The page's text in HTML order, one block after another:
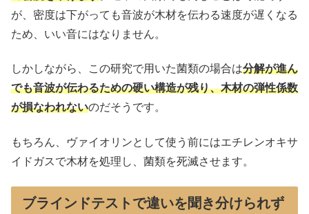
が、密度は下がっても音波が木材を伝わる速度が遅くなる
ため、いい音にはなりません。
しかしながら、この研究で用いた菌類の場合は分解が進ん
でも音波が伝わるための硬い構造が残り、木材の弾性係数
が損なわれないのだそうです。
もちろん、ヴァイオリンとして使う前にはエチレンオキサ
イドガスで木材を処理し、菌類を死滅させます。
ブラインドテストで違いを聞き分けられず